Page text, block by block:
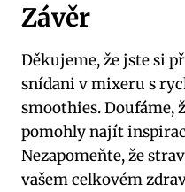
Závěr
Děkujeme, že jste si
snídani v mixeru s
smoothies. Doufáme,
pomohly najít
Nezapomeňte, že
vašem celkovém